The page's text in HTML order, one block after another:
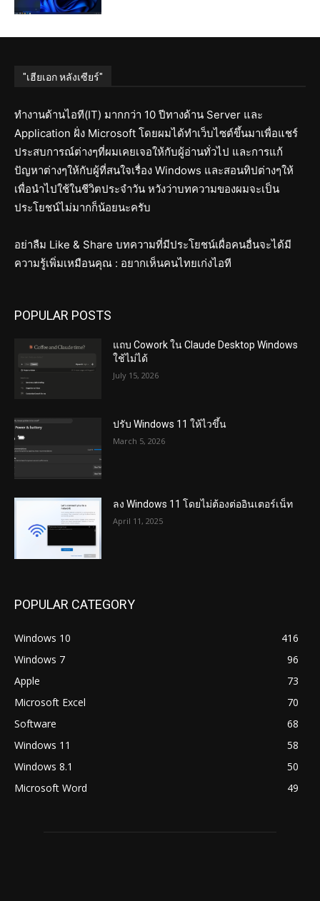
"เฮียเอก หลังเซียร์"
ทำงานด้านไอที(IT) มากกว่า 10 ปีทางด้าน Server และ
Application ฝั่ง Microsoft โดยผมได้ทำเว็บไซต์ขึ้นมาเพื่อแชร์
ประสบการณ์ต่างๆที่ผมเคยเจอให้กับผู้อ่านทั่วไป และการแก้
ปัญหาต่างๆให้กับผู้ที่สนใจเรื่อง Windows และสอนทิปต่างๆให้
เพื่อนำไปใช้ในชีวิตประจำวัน หวังว่าบทความของผมจะเป็น
ประโยชน์ไม่มากก็น้อยนะครับ
อย่าลืม Like & Share บทความที่มีประโยชน์เผื่อคนอื่นจะได้มี
ความรู้เพิ่มเหมือนคุณ : อยากเห็นคนไทยเก่งไอที
POPULAR POSTS
แถบ Cowork ใน Claude Desktop Windows
ใช้ไม่ได้
July 15, 2026
ปรับ Windows 11 ให้ไวขึ้น
March 5, 2026
ลง Windows 11 โดยไม่ต้องต่ออินเตอร์เน็ท
April 11, 2025
POPULAR CATEGORY
Windows 10
416
Windows 7
96
Apple
73
Microsoft Excel
70
Software
68
Windows 11
58
Windows 8.1
50
Microsoft Word
49